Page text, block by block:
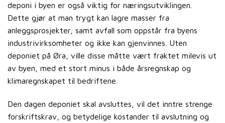
deponi i byen er også viktig for næringsutviklingen.
Dette gjør at man trygt kan lagre masser fra
anleggsprosjekter, samt avfall som oppstår fra byens
industrivirksomheter og ikke kan gjenvinnes. Uten
deponiet på Øra, ville disse måtte vært fraktet milevis ut
av byen, med et stort minus i både årsregnskap og
klimaregnskapet til bedriftene.
Den dagen deponiet skal avsluttes, vil det inntre strenge
forskriftskrav, og betydelige kostander til avslutning og